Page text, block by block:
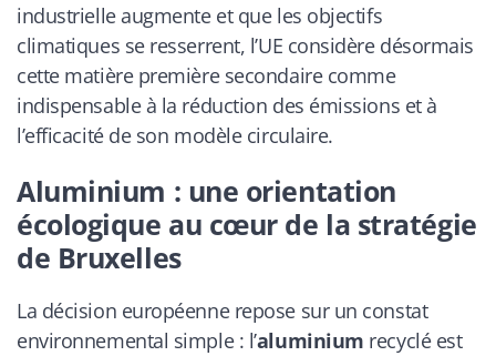
industrielle augmente et que les objectifs
climatiques se resserrent, l’UE considère désormais
cette matière première secondaire comme
indispensable à la réduction des émissions et à
l’efficacité de son modèle circulaire.
Aluminium : une orientation
écologique au cœur de la stratégie
de Bruxelles
La décision européenne repose sur un constat
environnemental simple : l’aluminium recyclé est